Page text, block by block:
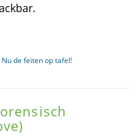
de feiten op tafel!